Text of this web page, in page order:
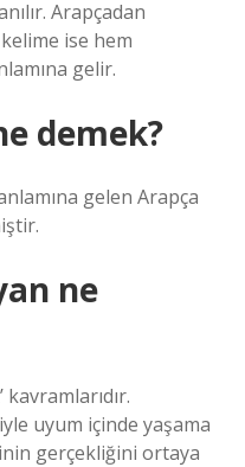
Arapçadan
ise hem
gelir.
demek?
gelen Arapça
ne
kavramlarıdır.
uyum içinde yaşama
gerçekliğini ortaya